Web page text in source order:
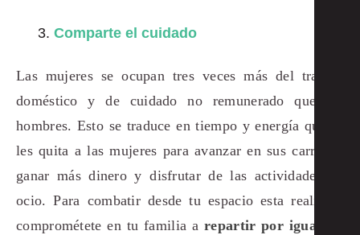
Comparte el cuidado
Las mujeres se ocupan tres veces más del trabajo
doméstico y de cuidado no remunerado que los
hombres. Esto se traduce en tiempo y energía que se
les quita a las mujeres para avanzar en sus carreras,
ganar más dinero y disfrutar de las actividades de
ocio. Para combatir desde tu espacio esta realidad,
comprométete en tu familia arepartir por igual las